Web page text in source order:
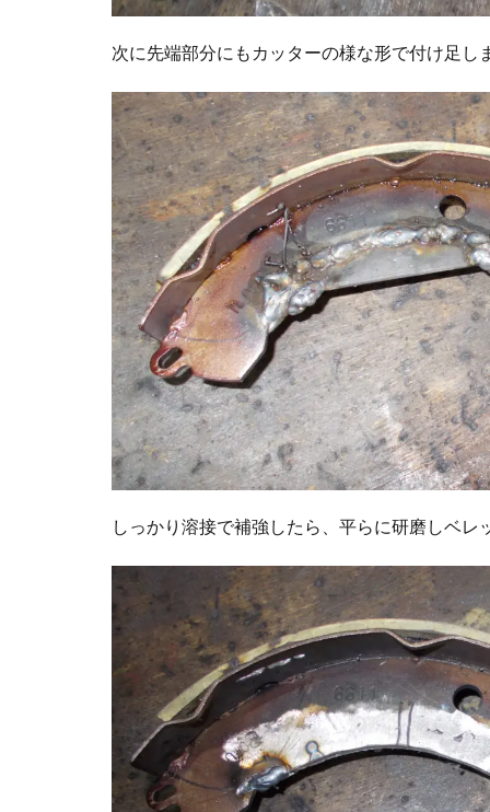
次に先端部分にもカッターの様な形で付け足し
しっかり溶接で補強したら、平らに研磨しベ